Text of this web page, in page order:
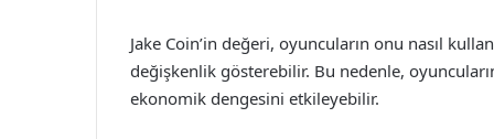
Jake Coin’in değeri, oyuncuların onu nasıl
değişkenlik gösterebilir. Bu nedenle,
ekonomik dengesini etkileyebilir.